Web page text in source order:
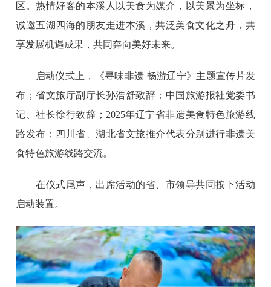
区。热情好客的本溪人以美食为媒介，以美景为坐标，
诚邀五湖四海的朋友走进本溪，共泛美食文化之舟，共
享发展机遇成果，共同奔向美好未来。
启动仪式上，《寻味非遗 畅游辽宁》主题宣传片发
布；省文旅厅副厅长孙浩舒致辞；中国旅游报社党委书
记、社长徐行致辞；2025年辽宁省非遗美食特色旅游线
路发布；四川省、湖北省文旅推介代表分别进行非遗美
食特色旅游线路交流。
在仪式尾声，出席活动的省、市领导共同按下活动
启动装置。